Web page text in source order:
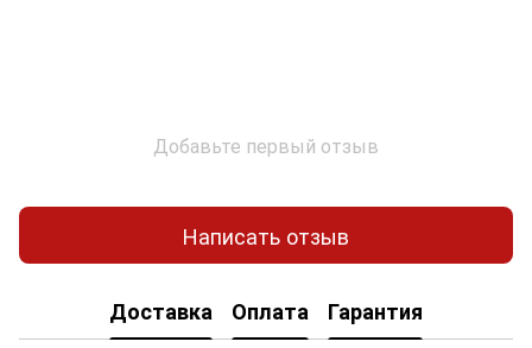
Добавьте первый отзыв
Написать отзыв
Доставка Оплата Гарантия